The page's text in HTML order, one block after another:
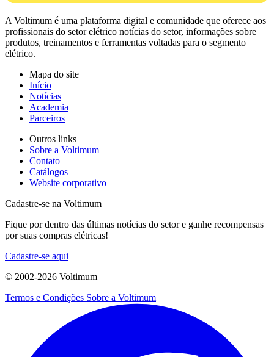
A Voltimum é uma plataforma digital e comunidade que oferece aos
profissionais do setor elétrico notícias do setor, informações sobre
produtos, treinamentos e ferramentas voltadas para o segmento
elétrico.
Mapa do site
Início
Notícias
Academia
Parceiros
Outros links
Sobre a Voltimum
Contato
Catálogos
Website corporativo
Cadastre-se na Voltimum
Fique por dentro das últimas notícias do setor e ganhe recompensas
por suas compras elétricas!
Cadastre-se aqui
© 2002-2026 Voltimum
Termos e Condições Sobre a Voltimum